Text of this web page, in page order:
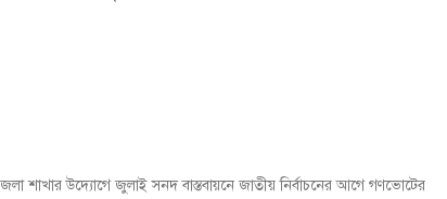
শাখার উদ্যোগে জুলাই সনদ বাস্তবায়নে জাতীয় নির্বাচনের আগে গণভোটের